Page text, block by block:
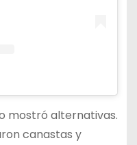
mostró alternativas.
canastas y